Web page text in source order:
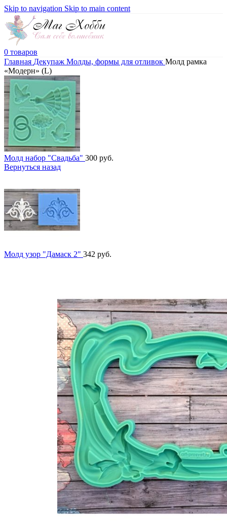
Skip to navigation Skip to main content
0 товаров
Главная Декупаж Молды, формы для отливок Молд рамка
«Модерн» (L)
Молд набор "Свадьба" 300 руб.
Вернуться назад
Молд узор "Дамаск 2" 342 руб.